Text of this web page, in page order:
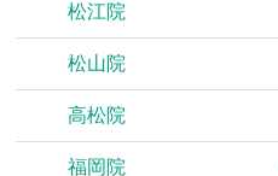
松江院
松山院
高松院
福岡院